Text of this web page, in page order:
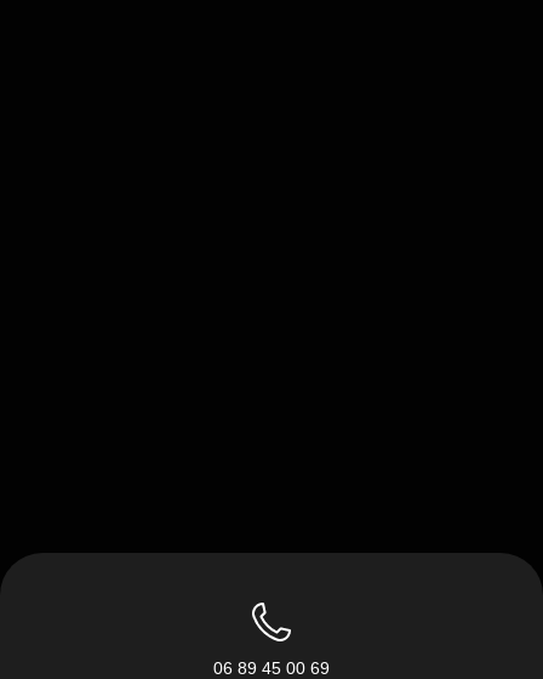
06 89 45 00 69